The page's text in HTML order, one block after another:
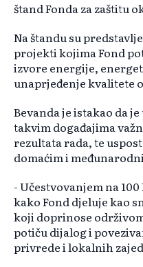
štand Fonda za zaštitu
Na štandu su
projekti kojima Fond
izvore energije,
unaprjeđenje kvalitete
Bevanda je istakao da
takvim događajima
rezultata rada, te
domaćim i
- Učestvovanjem na
kako Fond djeluje kao
koji doprinose
potiču dijalog i
privrede i lokalnih